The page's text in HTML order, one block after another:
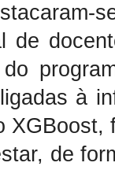
de
à
XGBoost,
de